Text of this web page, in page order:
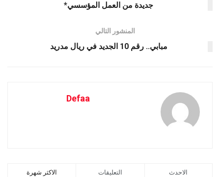
جديدة من العمل المؤسسي*
المنشور التالي
مبابي.. رقم 10 الجديد في ريال مدريد
Defaa
الاكثر شهرة التعليقات الاحدث